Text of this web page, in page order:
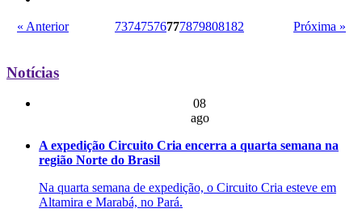
« Anterior 73747576777879808182 Próxima »
Notícias
08
ago
A expedição Circuito Cria encerra a quarta semana na
região Norte do Brasil
Na quarta semana de expedição, o Circuito Cria esteve em
Altamira e Marabá, no Pará.